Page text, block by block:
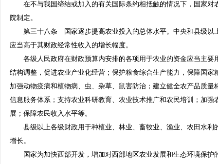
在不与我国缔结或加入的有关国际条约相抵触的情况下，国家对
院制定。
第三十八条 国家逐步提高农业投入的总体水平。中央和县级以
应当高于其财政经常性收入的增长幅度。
各级人民政府在财政预算内安排的各项用于农业的资金应当主要
结构调整，促进农业产业化经营；保护粮食综合生产能力，保障国
加强动物疫病和植物病、虫、杂草、鼠害防治；建立健全农产品质
信息服务体系；支持农业科研教育、农业技术推广和农民培训；加
展；保障农民收入水平等。
县级以上各级财政用于种植业、林业、畜牧业、渔业、农田水利
增长。
国家为加快西部开发，增加对西部地区农业发展和生态环境保护